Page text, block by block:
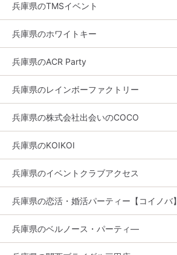
兵庫県のTMSイベント
兵庫県のホワイトキー
兵庫県のACR Party
兵庫県のレインボーファクトリー
兵庫県の株式会社出会いのCOCO
兵庫県のKOIKOI
兵庫県のイベントクラブアクセス
兵庫県の恋活・婚活パーティー【コイノバ】
兵庫県のベルノース・パーティ―